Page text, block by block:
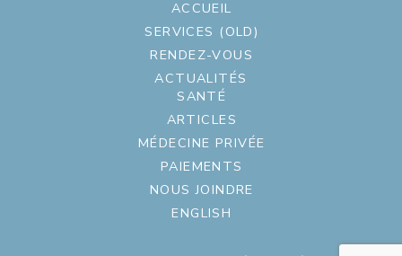
ACCUEIL
SERVICES (OLD)
RENDEZ-VOUS
ACTUALITÉS
SANTÉ
ARTICLES
MÉDECINE PRIVÉE
PAIEMENTS
NOUS JOINDRE
ENGLISH